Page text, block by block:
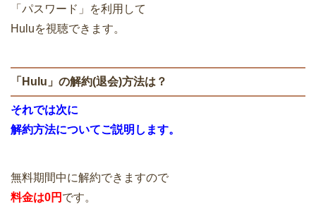
「パスワード」を利用して
Huluを視聴できます。
「Hulu」の解約(退会)方法は？
それでは次に
解約方法についてご説明します。
無料期間中に解約できますので
料金は0円 です。